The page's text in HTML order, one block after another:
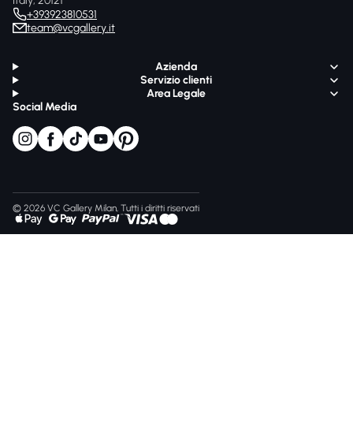
+393923810531
team@vcgallery.it
Azienda
Servizio clienti
Area Legale
Social Media
© 2026 VC Gallery Milan, Tutti i diritti riservati